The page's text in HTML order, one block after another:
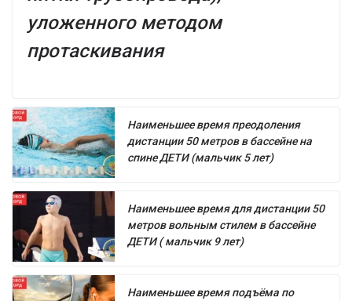
уложенного методом
протаскивания
Наименьшее время преодоления
дистанции 50 метров в бассейне на
спине ДЕТИ (мальчик 5 лет)
Наименьшее время для дистанции 50
метров вольным стилем в бассейне
ДЕТИ ( мальчик 9 лет)
Наименьшее время подъёма по